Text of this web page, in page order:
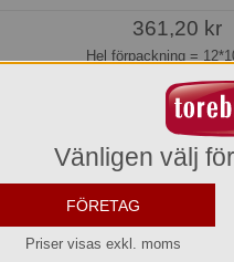
361,20 kr
Hel förpackning =
Jmf.pris:301,00
Lager: 38 del av
Köp »
Vänligen välj
FÖRETAG
Priser visas exkl. moms